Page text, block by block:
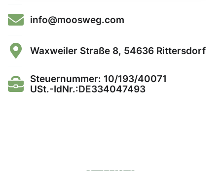
info@moosweg.com
Waxweiler Straße 8, 54636 Rittersdorf
Steuernummer: 10/193/40071
USt.-IdNr.:DE334047493